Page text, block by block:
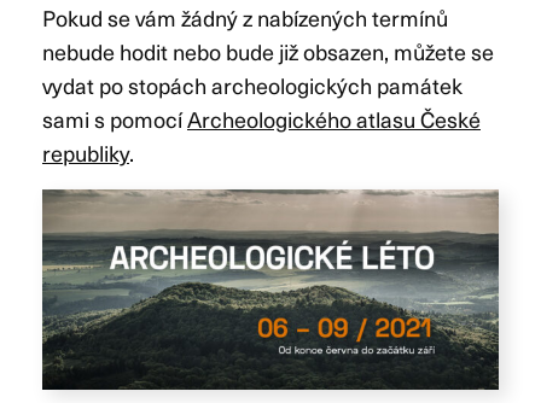
Pokud se vám žádný z nabízených termínů
nebude hodit nebo bude již obsazen, můžete se
vydat po stopách archeologických památek
sami s pomocíArcheologického atlasu České
republiky.